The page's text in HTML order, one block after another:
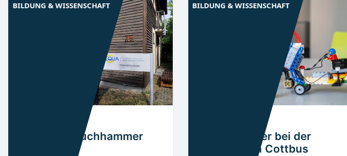
Lerncafé Lauchhammer
BILDUNG & WISSENSCHAFT
Lego-Roboter bei der
Kinderuni in Cottbus
BILDUNG & WISSENSCHAFT